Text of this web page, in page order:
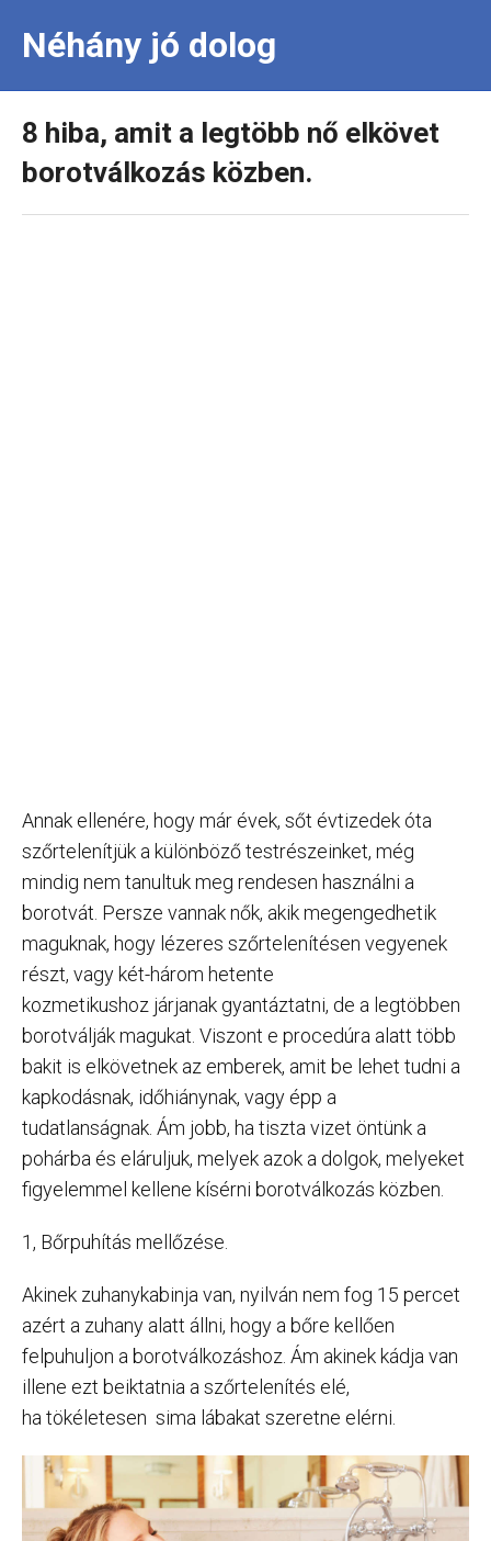
Néhány jó dolog
8 hiba, amit a legtöbb nő elkövet
borotválkozás közben.
Annak ellenére, hogy már évek, sőt évtizedek óta
szőrtelenítjük a különböző testrészeinket, még
mindig nem tanultuk meg rendesen használni a
borotvát. Persze vannak nők, akik megengedhetik
maguknak, hogy lézeres szőrtelenítésen vegyenek
részt, vagy két-három hetente
kozmetikushoz járjanak gyantáztatni, de a legtöbben
borotválják magukat. Viszont e procedúra alatt több
bakit is elkövetnek az emberek, amit be lehet tudni a
kapkodásnak, időhiánynak, vagy épp a
tudatlanságnak. Ám jobb, ha tiszta vizet öntünk a
pohárba és eláruljuk, melyek azok a dolgok, melyeket
figyelemmel kellene kísérni borotválkozás közben.
1, Bőrpuhítás mellőzése.
Akinek zuhanykabinja van, nyilván nem fog 15 percet
azért a zuhany alatt állni, hogy a bőre kellően
felpuhuljon a borotválkozáshoz. Ám akinek kádja van
illene ezt beiktatnia a szőrtelenítés elé,
ha tökéletesen sima lábakat szeretne elérni.